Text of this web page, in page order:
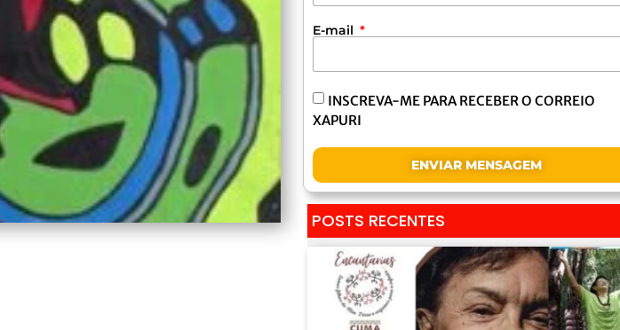
E-mail
INSCREVA-ME PARA RECEBER O CORREIO
XAPURI
ENVIAR MENSAGEM
POSTS RECENTES